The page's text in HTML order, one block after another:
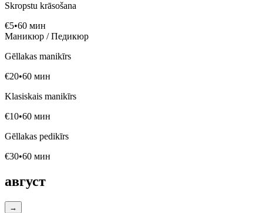
Skropstu krāsošana
€5•60 мин
Маникюр / Педикюр
Gēllakas manikīrs
€20•60 мин
Klasiskais manikīrs
€10•60 мин
Gēllakas pedikīrs
€30•60 мин
август
→